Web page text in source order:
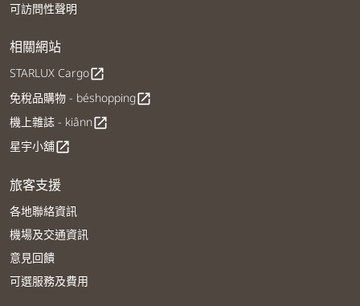
可訪問性聲明
相關網站
STARLUX Cargoopen_in_new
免稅品購物 - béshoppingopen_in_new
機上雜誌 - kiânnopen_in_new
星宇小舖open_in_new
旅客支援
各地聯絡資訊
機場及交通資訊
意見回饋
可選服務及費用